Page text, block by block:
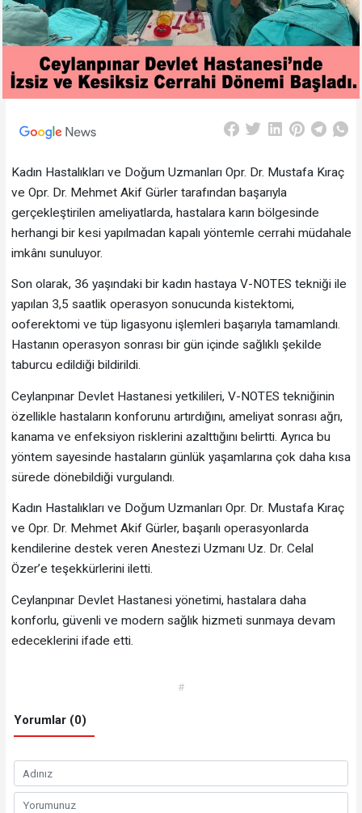
Kadın Hastalıkları ve Doğum Uzmanları Opr. Dr. Mustafa Kıraç
ve Opr. Dr. Mehmet Akif Gürler tarafından başarıyla
gerçekleştirilen ameliyatlarda, hastalara karın bölgesinde
herhangi bir kesi yapılmadan kapalı yöntemle cerrahi müdahale
imkânı sunuluyor.
Son olarak, 36 yaşındaki bir kadın hastaya V-NOTES tekniği ile
yapılan 3,5 saatlik operasyon sonucunda kistektomi,
ooferektomi ve tüp ligasyonu işlemleri başarıyla tamamlandı.
Hastanın operasyon sonrası bir gün içinde sağlıklı şekilde
taburcu edildiği bildirildi.
Ceylanpınar Devlet Hastanesi yetkilileri, V-NOTES tekniğinin
özellikle hastaların konforunu artırdığını, ameliyat sonrası ağrı,
kanama ve enfeksiyon risklerini azalttığını belirtti. Ayrıca bu
yöntem sayesinde hastaların günlük yaşamlarına çok daha kısa
sürede dönebildiği vurgulandı.
Kadın Hastalıkları ve Doğum Uzmanları Opr. Dr. Mustafa Kıraç
ve Opr. Dr. Mehmet Akif Gürler, başarılı operasyonlarda
kendilerine destek veren Anestezi Uzmanı Uz. Dr. Celal
Özer’e teşekkürlerini iletti.
Ceylanpınar Devlet Hastanesi yönetimi, hastalara daha
konforlu, güvenli ve modern sağlık hizmeti sunmaya devam
edeceklerini ifade etti.
#
Yorumlar (0)